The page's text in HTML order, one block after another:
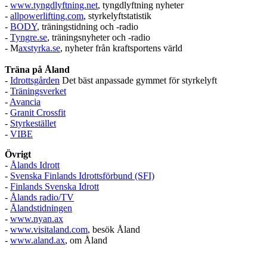
- www.tyngdlyftning.net, tyngdlyftning nyheter
- allpowerlifting.com, styrkelyftstatistik
- BODY, träningstidning och -radio
- Tyngre.se, träningsnyheter och -radio
- Maxstyrka.se, nyheter från kraftsportens värld
Träna på Åland
- Idrottsgården Det bäst anpassade gymmet för styrkelyft
- Träningsverket
- Avancia
- Granit Crossfit
- Styrkestället
- VIBE
Övrigt
- Ålands Idrott
- Svenska Finlands Idrottsförbund (SFI)
- Finlands Svenska Idrott
- Ålands radio/TV
- Ålandstidningen
- www.nyan.ax
- www.visitaland.com, besök Åland
- www.aland.ax, om Åland